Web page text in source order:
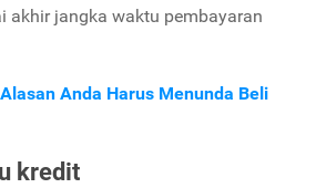
akhir jangka waktu pembayaran
Anda Harus Menunda Beli
kredit